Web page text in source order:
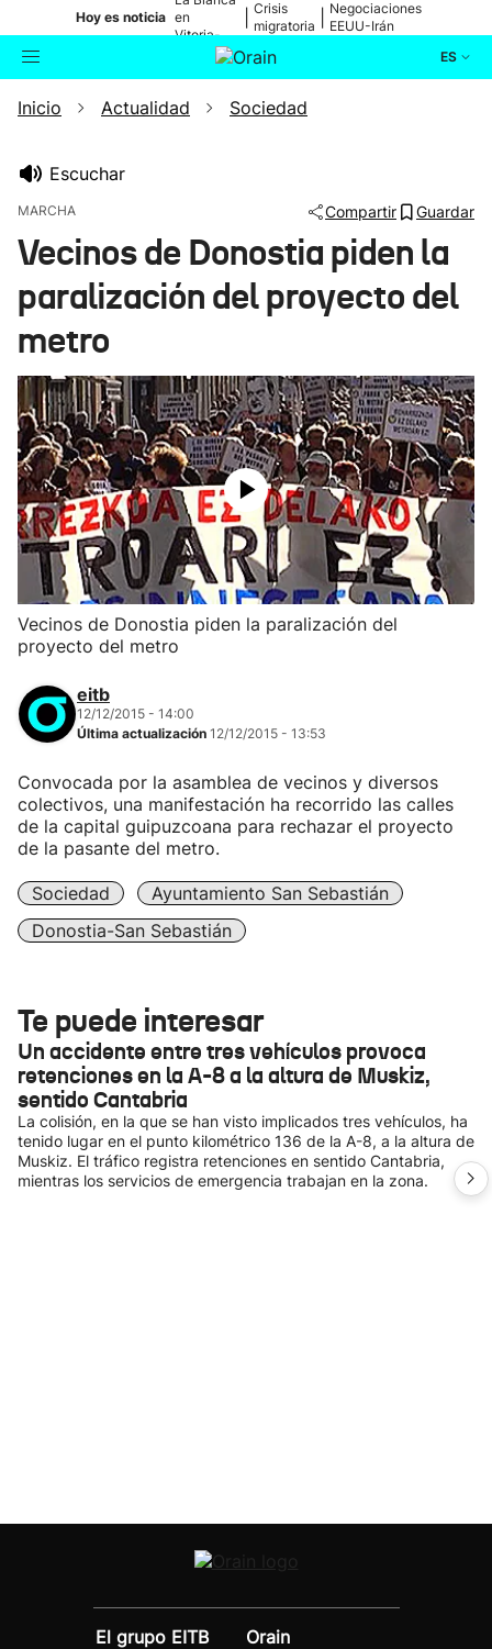
Hoy es noticia en
Vitoria-
Gasteiz
Crisis
migratoria
Negociaciones
EEUU-Irán
ES
Buscador Actualidad
Ikusmiran
Inicio Actualidad Sociedad
Escuchar
MARCHA Compartir Guardar
Vecinos de Donostia piden la
paralización del proyecto del
metro
Vecinos de Donostia piden la paralización del
proyecto del metro
eitb
12/12/2015 - 14:00
Última actualización 12/12/2015 - 13:53
Convocada por la asamblea de vecinos y diversos
colectivos, una manifestación ha recorrido las calles
de la capital guipuzcoana para rechazar el proyecto
de la pasante del metro.
Sociedad
Ayuntamiento San Sebastián
Donostia-San Sebastián
Te puede interesar
Un accidente entre tres vehículos provoca
retenciones en la A-8 a la altura de Muskiz,
sentido Cantabria
La colisión, en la que se han visto implicados tres vehículos, ha
tenido lugar en el punto kilométrico 136 de la A-8, a la altura de
Muskiz. El tráfico registra retenciones en sentido Cantabria,
mientras los servicios de emergencia trabajan en la zona.
El grupo EITB
Orain